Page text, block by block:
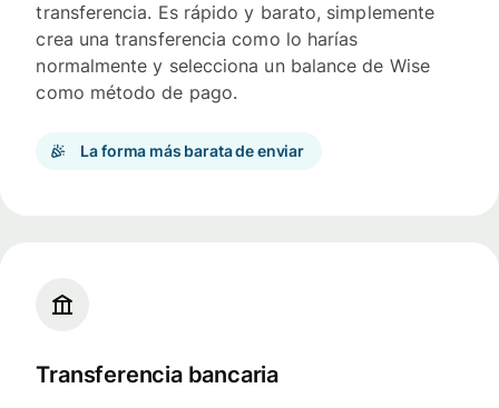
transferencia. Es rápido y barato, simplemente
crea una transferencia como lo harías
normalmente y selecciona un balance de Wise
como método de pago.
La forma más barata de enviar
Transferencia bancaria